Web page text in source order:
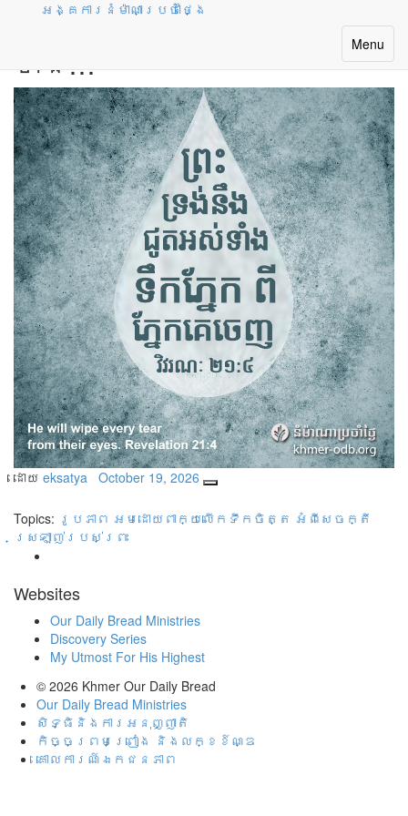
អង្គការនំម៉ាណាប្រចាំថ្ងៃ
Toggle
Menu
ទាំង…
ដោយ eksatya October 19, 2026
Topics: រូបភាព អមដោយពាក្យលើកទឹកចិត្ត អំពីសេចក្តី
ស្រឡាញ់របស់ព្រះ
Websites
Our Daily Bread Ministries
Discovery Series
My Utmost For His Highest
© 2026 Khmer Our Daily Bread
Our Daily Bread Ministries
សិទ្ធិនិងការអនុញ្ញាតិ
កិច្ចព្រមព្រៀង និងលក្ខខ៍ណ្ឌ
គោល​ការណ៍​ឯ​ក​ជន​ភាព